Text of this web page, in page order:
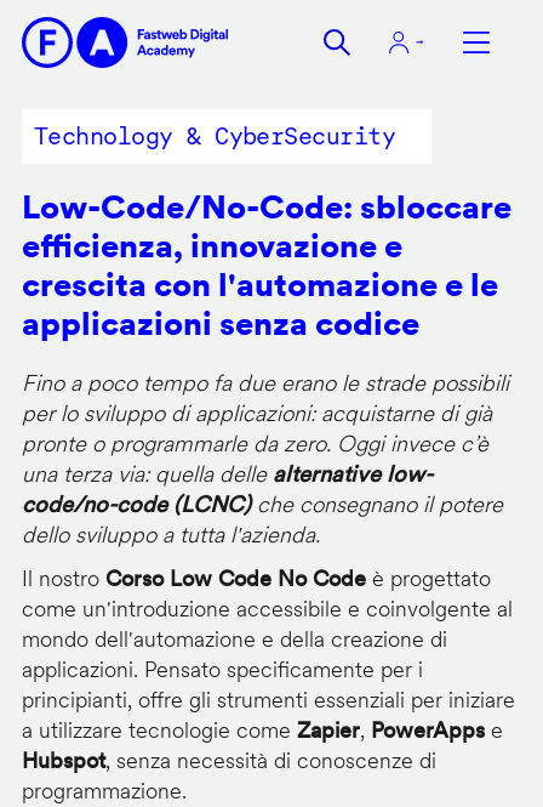
contenuto
Technology & CyberSecurity
Low-Code/No-Code: sbloccare
efficienza, innovazione e
crescita con l'automazione e le
applicazioni senza codice
Fino a poco tempo fa due erano le strade possibili
per lo sviluppo di applicazioni: acquistarne di già
pronte o programmarle da zero. Oggi invece c’è
una terza via: quella delle alternative low-
code/no-code (LCNC)che consegnano il potere
dello sviluppo a tutta l'azienda.
Il nostro Corso Low Code No Codeè progettato
come un'introduzione accessibile e coinvolgente al
mondo dell'automazione e della creazione di
applicazioni. Pensato specificamente per i
principianti, offre gli strumenti essenziali per iniziare
a utilizzare tecnologie come Zapier, PowerAppse
Hubspot, senza necessità di conoscenze di
programmazione.